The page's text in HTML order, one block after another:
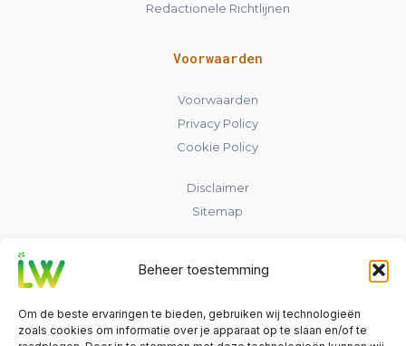
Beheer toestemming
Om de beste ervaringen te bieden, gebruiken wij technologieën
zoals cookies om informatie over je apparaat op te slaan en/of te
Redactionele Richtlijnen
Voorwaarden
Voorwaarden
Privacy Policy
Cookie Policy
Disclaimer
Sitemap
Nederland